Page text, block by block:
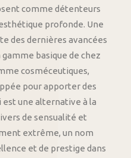
comme détenteurs
profonde. Une
des dernières avancées
basique de chez
cosméceutiques,
pour apporter des
une alternative à la
de sensualité et
extrême, un nom
et de prestige dans